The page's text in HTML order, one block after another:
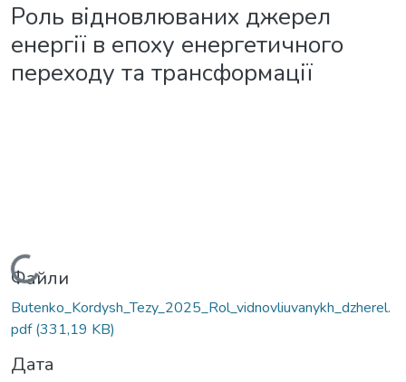
Роль відновлюваних джерел
енергії в епоху енергетичного
переходу та трансформації
Вантажиться...
Файли
Butenko_Kordysh_Tezy_2025_Rol_vidnovliuvanykh_dzherel.
pdf(331,19 KB)
Дата